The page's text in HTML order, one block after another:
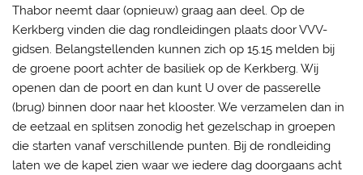
Thabor neemt daar (opnieuw) graag aan deel. Op de
Kerkberg vinden die dag rondleidingen plaats door VVV-
gidsen. Belangstellenden kunnen zich op 15.15 melden bij
de groene poort achter de basiliek op de Kerkberg. Wij
openen dan de poort en dan kunt U over de passerelle
(brug) binnen door naar het klooster. We verzamelen dan in
de eetzaal en splitsen zonodig het gezelschap in groepen
die starten vanaf verschillende punten. Bij de rondleiding
laten we de kapel zien waar we iedere dag doorgaans acht